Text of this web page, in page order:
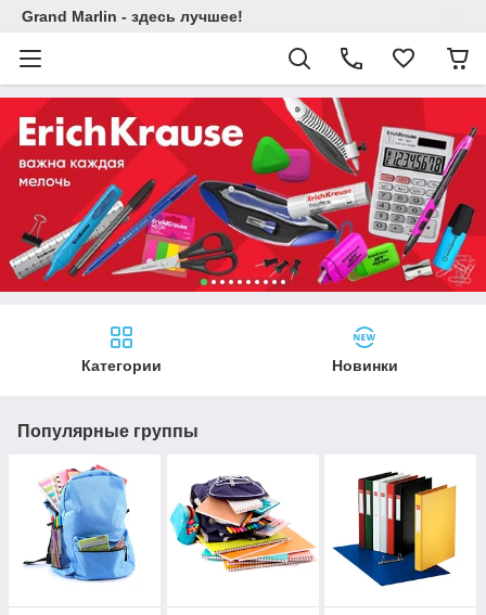
Grand Marlin - здесь лучшее!
Категории Новинки
Популярные группы